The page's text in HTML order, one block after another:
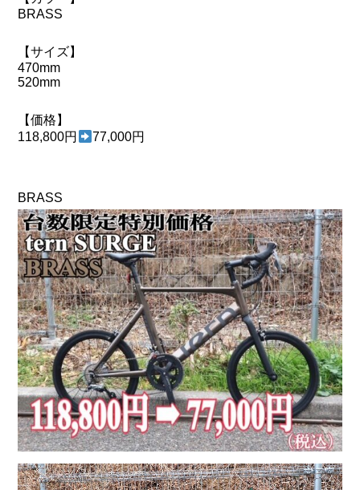
tern Crest
tern SURGE
tern SURGE PRO
BRASS
【サイズ】
470mm
520mm
【価格】
118,800円
77,000円
BRASS